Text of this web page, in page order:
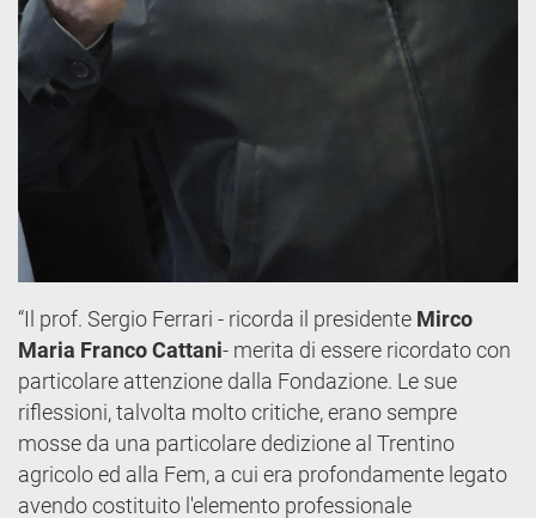
“Il prof. Sergio Ferrari - ricorda il presidente Mirco
Maria Franco Cattani- merita di essere ricordato con
particolare attenzione dalla Fondazione. Le sue
riflessioni, talvolta molto critiche, erano sempre
mosse da una particolare dedizione al Trentino
agricolo ed alla Fem, a cui era profondamente legato
avendo costituito l'elemento professionale